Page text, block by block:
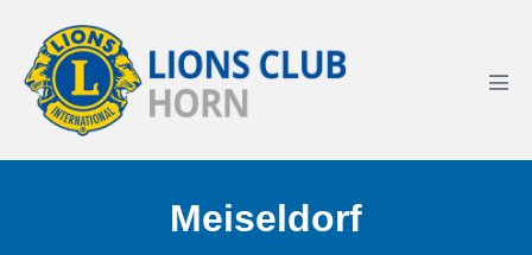
Meiseldorf